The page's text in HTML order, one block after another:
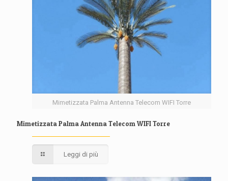
Mimetizzata Palma Antenna Telecom WIFI Torre
Mimetizzata Palma Antenna Telecom WIFI Torre
Leggi di più